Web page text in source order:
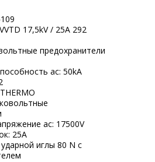
VVTD 17,5kV / 25A 292
предохранители
ac: 50kA
ac: 17500V
25A
иглы 80 N с